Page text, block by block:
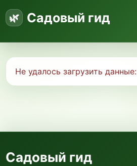
Садовый гид
Не удалось загрузить данные:
Садовый гид